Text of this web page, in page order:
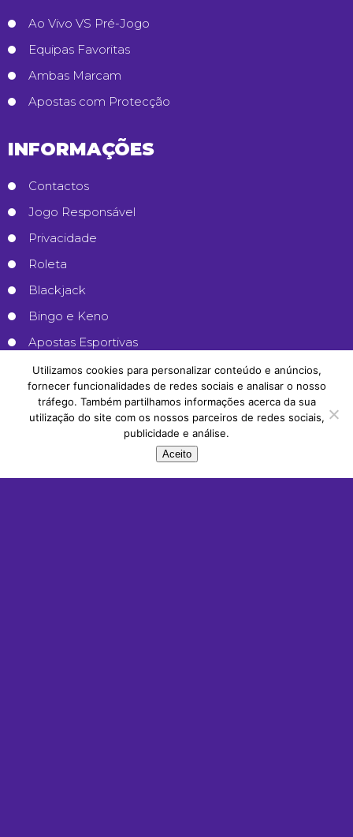
Ao Vivo VS Pré-Jogo
Equipas Favoritas
Ambas Marcam
Apostas com Protecção
INFORMAÇÕES
Contactos
Jogo Responsável
Privacidade
Roleta
Blackjack
Bingo e Keno
Apostas Esportivas
Casinos Online
GUIAS
Handicaps
Utilizamos cookies para personalizar conteúdo e anúncios,
fornecer funcionalidades de redes sociais e analisar o nosso
tráfego. Também partilhamos informações acerca da sua
utilização do site com os nossos parceiros de redes sociais,
publicidade e análise.
Aceito